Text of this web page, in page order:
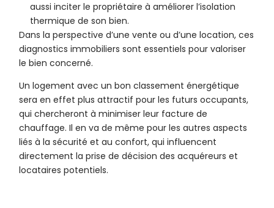
aussi inciter le propriétaire à améliorer l’isolation
thermique de son bien.
Dans la perspective d’une vente ou d’une location, ces
diagnostics immobiliers sont essentiels pour valoriser
le bien concerné.
Un logement avec un bon classement énergétique
sera en effet plus attractif pour les futurs occupants,
qui chercheront à minimiser leur facture de
chauffage. Il en va de même pour les autres aspects
liés à la sécurité et au confort, qui influencent
directement la prise de décision des acquéreurs et
locataires potentiels.